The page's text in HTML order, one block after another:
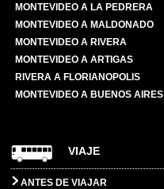
MONTEVIDEO A LA PEDRERA
MONTEVIDEO A MALDONADO
MONTEVIDEO A RIVERA
MONTEVIDEO A ARTIGAS
RIVERA A FLORIANOPOLIS
MONTEVIDEO A BUENOS AIRES
VIAJE
ANTES DE VIAJAR